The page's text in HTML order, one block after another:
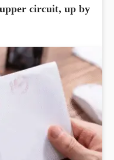
circuit, up by